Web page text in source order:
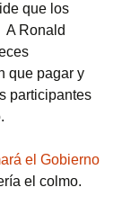
que los
A Ronald
que pagar y
participantes
el Gobierno
el colmo.